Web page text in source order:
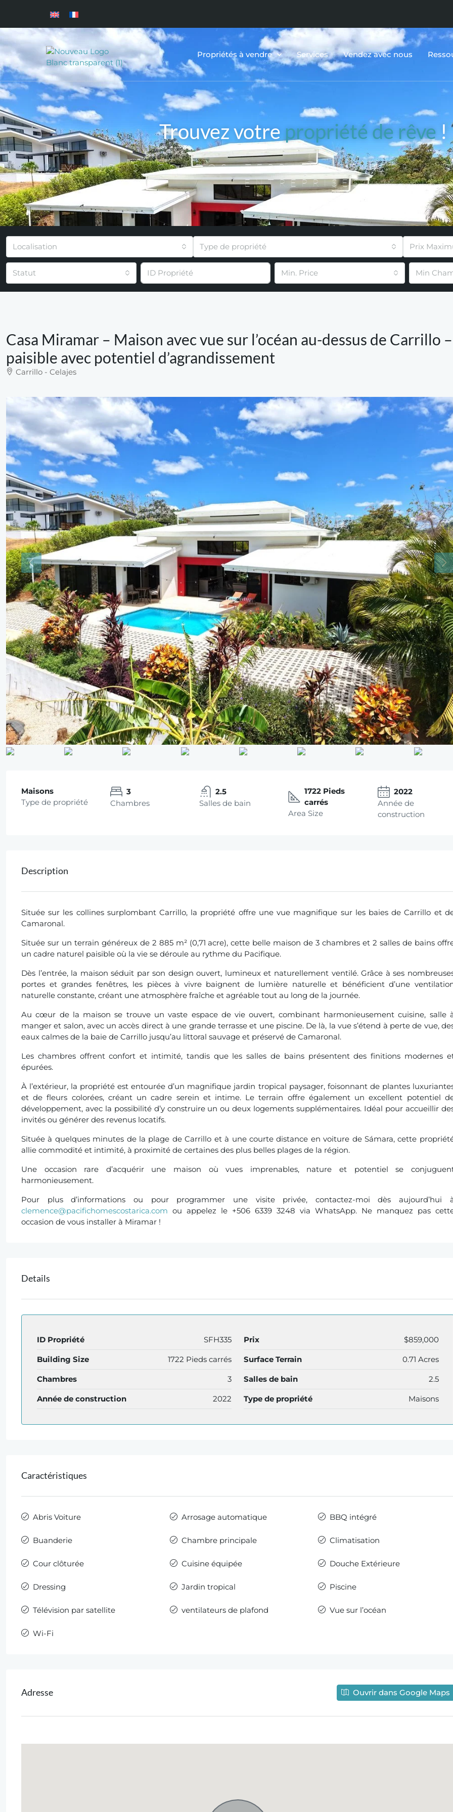
Propriétés à vendre Services Vendez avec nous
Trouvez votrepropriété de rêve !
MAISONS, CONDOS, TERRAINS ET
ENTREPRISES
Localisation Type de propriété Prix
Statut Min. Price Min
Casa Miramar – Maison avec vue sur l’océan au-dessus de Carrillo
paisible avec potentiel d’agrandissement
Carrillo - Celajes
Maisons
Type de propriété
3
Chambres
2.5
Salles de bain
1722 Pieds
carrés
Area Size
2022
Année de
construction
Description
Située sur les collines surplombant Carrillo, la propriété offre une vue magnifique sur les baies de Carrillo et
Camaronal.
Située sur un terrain généreux de 2 885 m² (0,71 acre), cette belle maison de 3 chambres et 2 salles de bains
un cadre naturel paisible où la vie se déroule au rythme du Pacifique.
Dès l’entrée, la maison séduit par son design ouvert, lumineux et naturellement ventilé. Grâce à ses
portes et grandes fenêtres, les pièces à vivre baignent de lumière naturelle et bénéficient d’une
naturelle constante, créant une atmosphère fraîche et agréable tout au long de la journée.
Au cœur de la maison se trouve un vaste espace de vie ouvert, combinant harmonieusement cuisine, salle
manger et salon, avec un accès direct à une grande terrasse et une piscine. De là, la vue s’étend à perte de vue,
eaux calmes de la baie de Carrillo jusqu’au littoral sauvage et préservé de Camaronal.
Les chambres offrent confort et intimité, tandis que les salles de bains présentent des finitions modernes
épurées.
À l’extérieur, la propriété est entourée d’un magnifique jardin tropical paysager, foisonnant de plantes
et de fleurs colorées, créant un cadre serein et intime. Le terrain offre également un excellent potentiel
développement, avec la possibilité d’y construire un ou deux logements supplémentaires. Idéal pour accueillir
invités ou générer des revenus locatifs.
Située à quelques minutes de la plage de Carrillo et à une courte distance en voiture de Sámara, cette
allie commodité et intimité, à proximité de certaines des plus belles plages de la région.
Une occasion rare d’acquérir une maison où vues imprenables, nature et potentiel se
harmonieusement.
Pour plus d’informations ou pour programmer une visite privée, contactez-moi dès aujourd’hui
clemence@pacifichomescostarica.com ou appelez le +506 6339 3248 via WhatsApp. Ne manquez pas
occasion de vous installer à Miramar !
Details
ID Propriété SFH335 Prix $859,000
Building Size 1722 Pieds carrés Surface Terrain 0.71 Acres
Chambres 3 Salles de bain 2.5
Année de construction 2022 Type de propriété Maisons
Caractéristiques
Abris Voiture Arrosage automatique BBQ intégré
Buanderie Chambre principale Climatisation
Cour clôturée Cuisine équipée Douche Extérieure
Dressing Jardin tropical Piscine
Télévision par satellite ventilateurs de plafond Vue sur l’océan
Wi-Fi
Adresse Ouvrir dans Google Maps